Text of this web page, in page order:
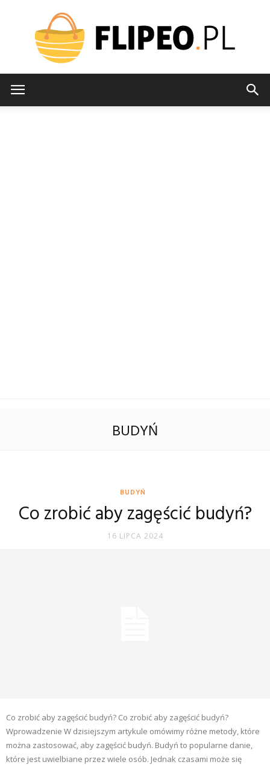
BUDYŃ
BUDYŃ
Co zrobić aby zagęścić budyń?
16 LIPCA 2024
Co zrobić aby zagęścić budyń? Co zrobić aby zagęścić budyń?
Wprowadzenie W dzisiejszym artykule omówimy różne metody, które
można zastosować, aby zagęścić budyń. Budyń to popularne danie,
które jest uwielbiane przez wiele osób. Jednak czasami może się